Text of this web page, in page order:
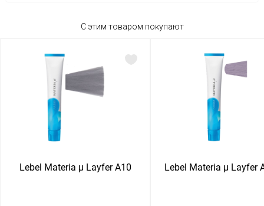
С этим товаром покупают
Lebel Materia μ Layfer A10 Lebel Materia μ Layfer